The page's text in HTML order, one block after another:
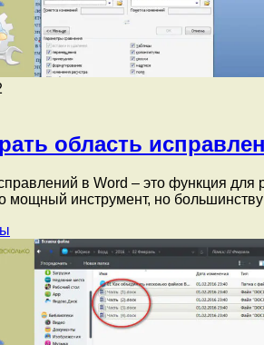
область
в Word – это функция
мощный инструмент, но